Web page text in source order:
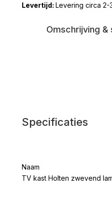
lamulux
Levering circa 2-
Omschrijving
Specificaties
Naam
TV kast Holten zwevend